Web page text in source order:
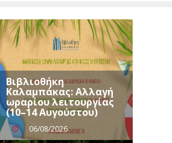
Βιβλιοθήκη
Καλαμπάκας: Αλλαγή
ωραρίου λειτουργίας
(10–14 Αυγούστου)
06/08/2026